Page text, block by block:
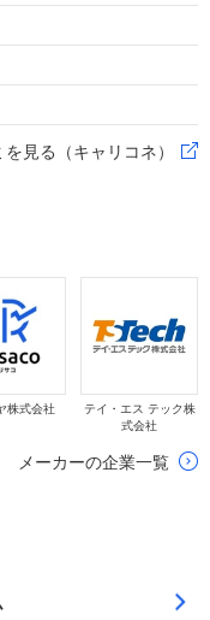
見る（キャリコネ）
株式会社
テイ・エス テック株
式会社
メーカーの企業一覧